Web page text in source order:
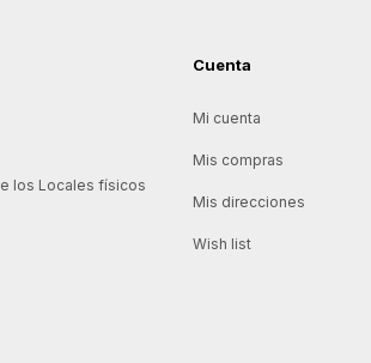
los Locales físicos
Cuenta
Mi cuenta
Mis compras
Mis direcciones
Wish list